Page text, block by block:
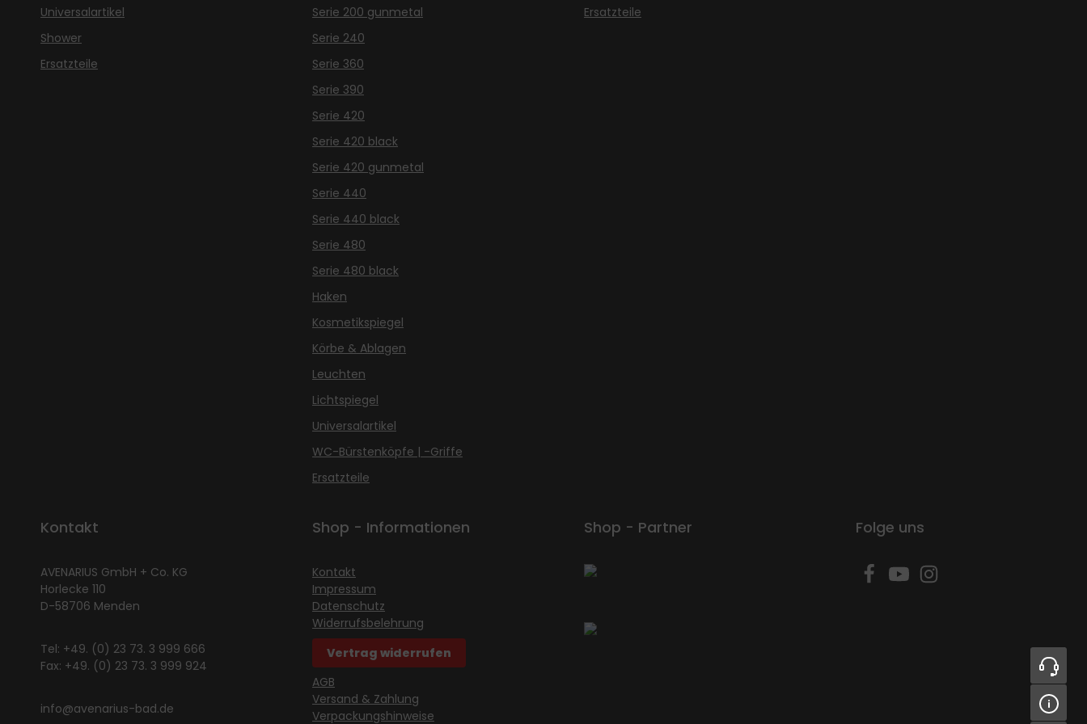
Universalartikel
Shower
Ersatzteile
Serie 200 gunmetal
Serie 240
Serie 360
Serie 390
Serie 420
Serie 420 black
Serie 420 gunmetal
Serie 440
Serie 440 black
Serie 480
Serie 480 black
Haken
Kosmetikspiegel
Körbe & Ablagen
Leuchten
Lichtspiegel
Universalartikel
WC-Bürstenköpfe | -Griffe
Ersatzteile
Ersatzteile
Kontakt
AVENARIUS GmbH + Co. KG
Horlecke 110
D-58706 Menden
Tel: +49. (0) 23 73. 3 999 666
Fax: +49. (0) 23 73. 3 999 924
info@avenarius-bad.de
Shop - Informationen
Kontakt
Impressum
Datenschutz
Widerrufsbelehrung
Vertrag widerrufen
AGB
Versand & Zahlung
Verpackungshinweise
Shop - Partner Folge uns